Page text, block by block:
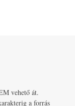
vehető át.
a forrás